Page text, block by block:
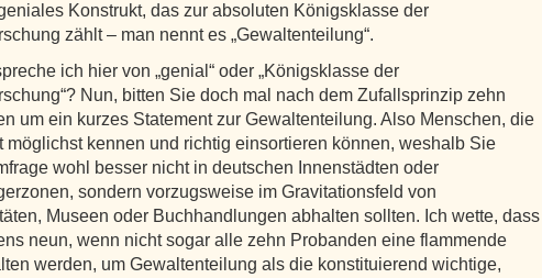
Konstrukt, das zur absoluten Königsklasse der
zählt – man nennt es „Gewaltenteilung“.
ich hier von „genial“ oder „Königsklasse der
Nun, bitten Sie doch mal nach dem Zufallsprinzip zehn
um ein kurzes Statement zur Gewaltenteilung. Also Menschen, die
möglichst kennen und richtig einsortieren können, weshalb Sie
wohl besser nicht in deutschen Innenstädten oder
sondern vorzugsweise im Gravitationsfeld von
Museen oder Buchhandlungen abhalten sollten. Ich wette, dass
neun, wenn nicht sogar alle zehn Probanden eine flammende
werden, um Gewaltenteilung als die konstituierend wichtige,